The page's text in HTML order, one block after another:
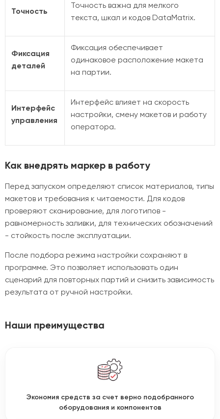
Точность
Точность важна для мелкого
текста, шкал и кодов DataMatrix.
Фиксация
деталей
Фиксация обеспечивает
одинаковое расположение макета
на партии.
Интерфейс
управления
Интерфейс влияет на скорость
настройки, смену макетов и работу
оператора.
Как внедрять маркер в работу
Перед запуском определяют список материалов, типы
макетов и требования к читаемости. Для кодов
проверяют сканирование, для логотипов -
равномерность заливки, для технических обозначений
- стойкость после эксплуатации.
После подбора режима настройки сохраняют в
программе. Это позволяет использовать один
сценарий для повторных партий и снизить зависимость
результата от ручной настройки.
Наши преимущества
Экономия средств за счет верно подобранного
оборудования и компонентов